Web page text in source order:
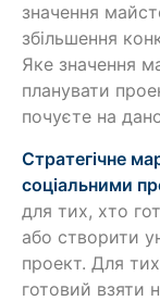
значення
збільшення
Яке значення
планувати
почуєте на
Стратегічне
соціальними
для тих, хто
або створити
проект. Для
готовий взяти